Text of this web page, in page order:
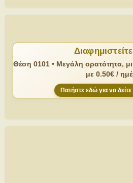
Θέση 0101 • Μεγάλη ορατότητα,
με 0.50€ /
Πατήστε εδώ για να